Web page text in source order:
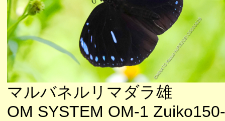
マルバネルリマダラ雄
OM SYSTEM OM-1